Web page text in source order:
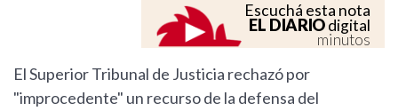
Escuchá esta nota
EL DIARIOdigital
minutos
El Superior Tribunal de Justicia rechazó por
"improcedente" un recurso de la defensa del